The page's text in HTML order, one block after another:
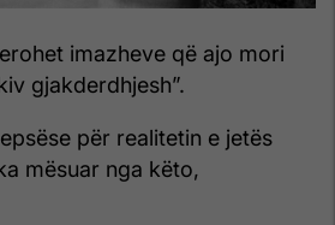
imazheve që ajo mori
gjakderdhjesh”.
për realitetin e jetës
mësuar nga këto,